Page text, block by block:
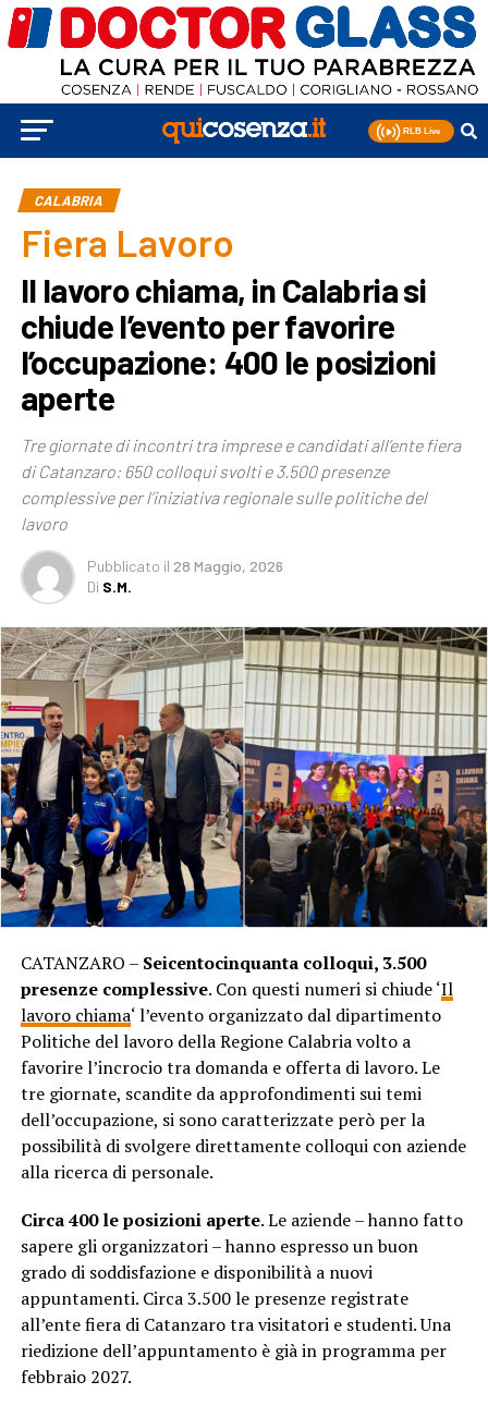
CALABRIA
Fiera Lavoro
Il lavoro chiama, in Calabria si
chiude l’evento per favorire
l’occupazione: 400 le posizioni
aperte
Tre giornate di incontri tra imprese e candidati all’ente fiera
di Catanzaro: 650 colloqui svolti e 3.500 presenze
complessive per l’iniziativa regionale sulle politiche del
lavoro
Pubblicato il 28 Maggio, 2026
Di S.M.
CATANZARO – Seicentocinquanta colloqui, 3.500
presenze complessive. Con questi numeri si chiude ‘Il
lavoro chiama‘ l’evento organizzato dal dipartimento
Politiche del lavoro della Regione Calabria volto a
favorire l’incrocio tra domanda e offerta di lavoro. Le
tre giornate, scandite da approfondimenti sui temi
dell’occupazione, si sono caratterizzate però per la
possibilità di svolgere direttamente colloqui con aziende
alla ricerca di personale.
Circa 400 le posizioni aperte. Le aziende – hanno fatto
sapere gli organizzatori – hanno espresso un buon
grado di soddisfazione e disponibilità a nuovi
appuntamenti. Circa 3.500 le presenze registrate
all’ente fiera di Catanzaro tra visitatori e studenti. Una
riedizione dell’appuntamento è già in programma per
febbraio 2027.